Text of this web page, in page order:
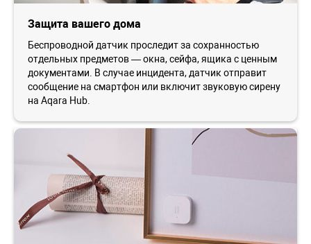
Защита вашего дома
Беспроводной датчик проследит за сохранностью
отдельных предметов — окна, сейфа, ящика с ценным
документами. В случае инцидента, датчик отправит
сообщение на смартфон или включит звуковую сирену
на Aqara Hub.